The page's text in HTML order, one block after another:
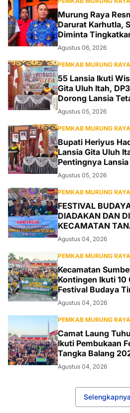
Murung Raya
Darurat Karhutla,
Diminta
Agustus 06, 2026
PEMKAB MURUNG RAYA
55 Lansia Ikuti
Gita Uluh Itah,
Dorong Lansia
Agustus 05, 2026
PEMKAB MURUNG RAYA
Bupati Heriyus
Lansia Gita Uluh
Pentingnya
Agustus 05, 2026
PEMKAB MURUNG RAYA
FESTIVAL
DIADAKAN DAN
KECAMATAN
Agustus 04, 2026
PEMKAB MURUNG RAYA
Kecamatan
Kontingen Ikuti 10
Festival Budaya
2026
Agustus 04, 2026
PEMKAB MURUNG RAYA
Camat Laung
Ikuti Pembukaan
Tangka Balang
Agustus 04, 2026
Selengkapnya